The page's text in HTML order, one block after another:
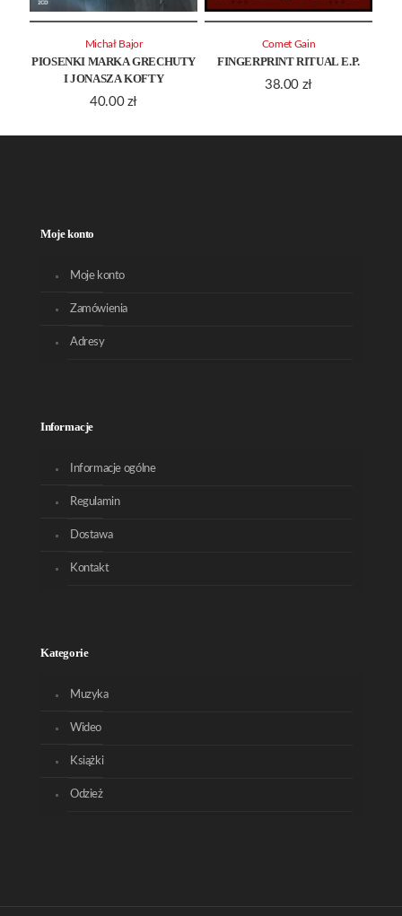
PIOSENKI MARKA GRECHUTY
I JONASZA KOFTY
40.00 zł
Michał Bajor
FINGERPRINT RITUAL E.P.
38.00 zł
Comet Gain
Moje konto
Moje konto
Zamówienia
Adresy
Informacje
Informacje ogólne
Regulamin
Dostawa
Kontakt
Kategorie
Muzyka
Wideo
Książki
Odzież